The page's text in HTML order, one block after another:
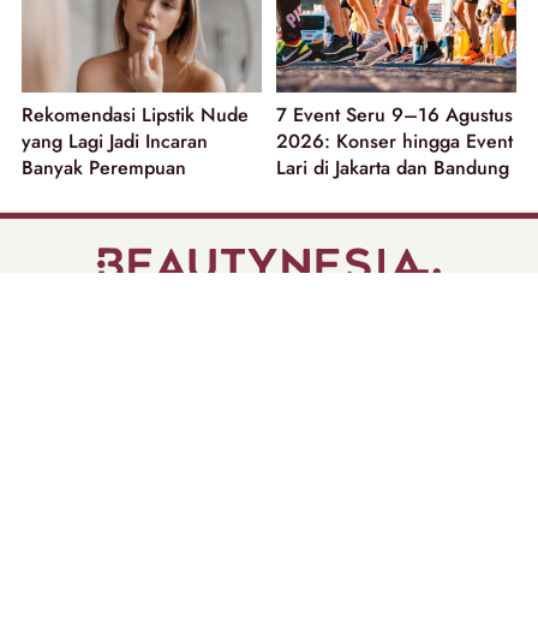
Rekomendasi Lipstik Nude
yang Lagi Jadi Incaran
Banyak Perempuan
7 Event Seru 9–16 Agustus
2026: Konser hingga Event
Lari di Jakarta dan Bandung